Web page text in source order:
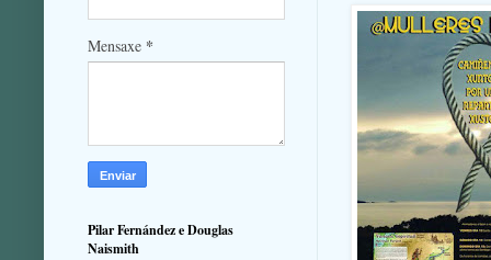
Mensaxe *
Pilar Fernández e Douglas
Naismith